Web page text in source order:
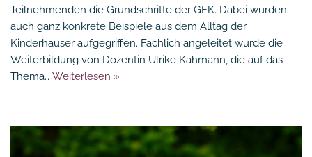
Teilnehmenden die Grundschritte der GFK. Dabei wurden
auch ganz konkrete Beispiele aus dem Alltag der
Kinderhäuser aufgegriffen. Fachlich angeleitet wurde die
Weiterbildung von Dozentin Ulrike Kahmann, die auf das
Thema… Weiterlesen »